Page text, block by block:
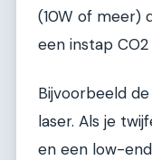
(10W of meer)
een instap CO2
Bijvoorbeeld
laser. Als je
en een low-